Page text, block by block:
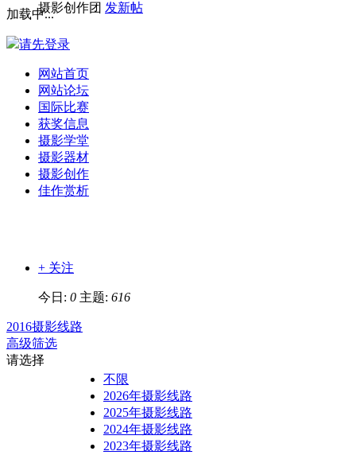
加载中...
请先登录
网站首页
网站论坛
国际比赛
获奖信息
摄影学堂
摄影器材
摄影创作
佳作赏析
摄影创作团 发新帖
+ 关注
今日: 0 主题: 616
2016摄影线路
高级筛选
请选择
不限
2026年摄影线路
2025年摄影线路
2024年摄影线路
2023年摄影线路